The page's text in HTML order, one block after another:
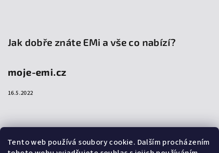
Tento web používá soubory cookie. Dalším procházením
Jak dobře znáte EMi a vše co nabízí?
moje-emi.cz
16.5.2022
Přijímáme online platby